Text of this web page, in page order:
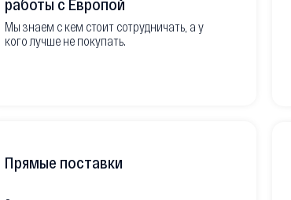
работы с Европой
Мы знаем с кем стоит сотрудничать, а у
кого лучше не покупать.
Прямые поставки